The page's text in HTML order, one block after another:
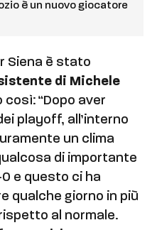
è un nuovo giocatore
Siena è stato
di Michele
“Dopo aver
playoff, all’interno
un clima
di importante
e questo ci ha
qualche giorno in più
al normale.